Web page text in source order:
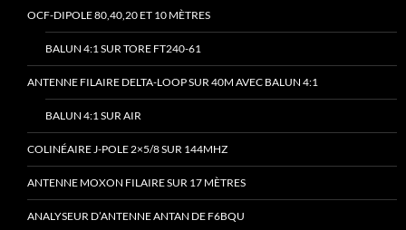
OCF-DIPOLE 80,40,20 ET 10 MÈTRES
BALUN 4:1 SUR TORE FT240-61
ANTENNE FILAIRE DELTA-LOOP SUR 40M AVEC BALUN 4:1
BALUN 4:1 SUR AIR
COLINÉAIRE J-POLE 2×5/8 SUR 144MHZ
ANTENNE MOXON FILAIRE SUR 17 MÈTRES
ANALYSEUR D’ANTENNE ANTAN DE F6BQU